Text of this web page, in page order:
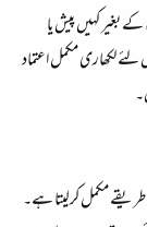
بغیر کہیں پیش یا
لکھاری مکمل اعتماد
طریقے مکمل کرلیتا ہے۔